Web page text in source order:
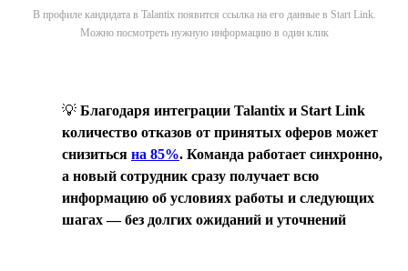
В профиле кандидата в Talantix появится ссылка на его данные в Start Link.
Можно посмотреть нужную информацию в один клик
💡 Благодаря интеграции Talantix и Start Link
количество отказов от принятых оферов может
снизиться на 85%. Команда работает синхронно,
а новый сотрудник сразу получает всю
информацию об условиях работы и следующих
шагах — без долгих ожиданий и уточнений